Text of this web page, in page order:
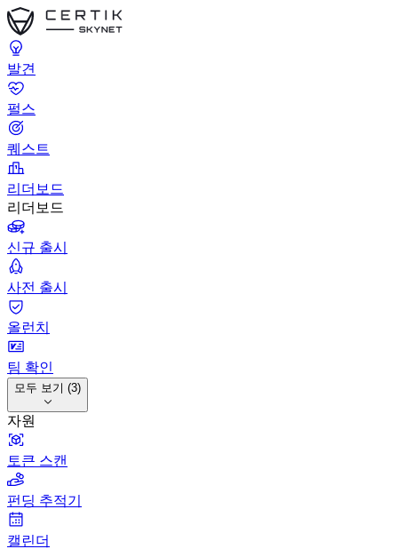
발견
펄스
퀘스트
리더보드
리더보드
신규 출시
사전 출시
올런치
팀 확인
모두 보기 (3)
자원
토큰 스캔
펀딩 추적기
캘린더